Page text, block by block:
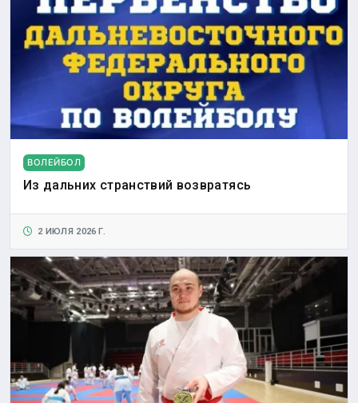
ВОЛЕЙБОЛ
Из дальних странствий возвратясь
2 ИЮЛЯ 2026 Г.